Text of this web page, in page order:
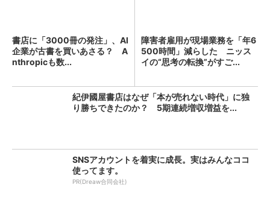
書店に「3000冊の発注」、AI
企業が古書を買いあさる？ A
nthropicも数...
障害者雇用が現場業務を「年6
500時間」減らした ニッス
イの“思考の転換”がすご...
紀伊國屋書店はなぜ「本が売れない時代」に独
り勝ちできたのか？ 5期連続増収増益を...
SNSアカウントを着実に成長。実はみんなココ
使ってます。
PR(Dreaw合同会社)